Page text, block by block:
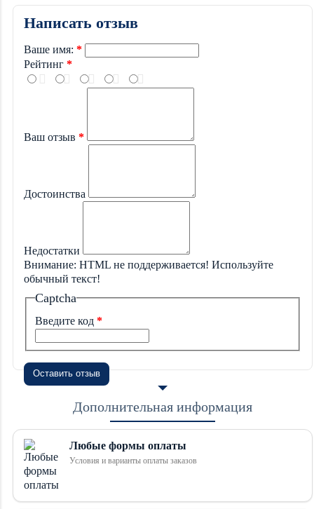
Написать отзыв
Ваше имя:
Рейтинг
Ваш отзыв
Достоинства
Недостатки
Внимание: HTML не поддерживается! Используйте
обычный текст!
Captcha
Введите код
Оставить отзыв
Дополнительная информация
Любые формы оплаты
Условия и варианты оплаты заказов